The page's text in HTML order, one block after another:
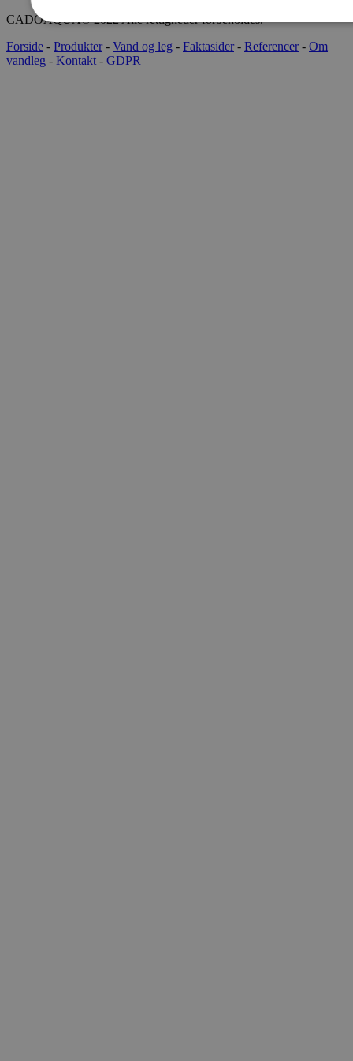
CADOAQUA® 2022 Alle rettigheder forbeholdes.
Forside - Produkter- Vand og leg - Faktasider- Referencer- Om
vandleg - Kontakt - GDPR